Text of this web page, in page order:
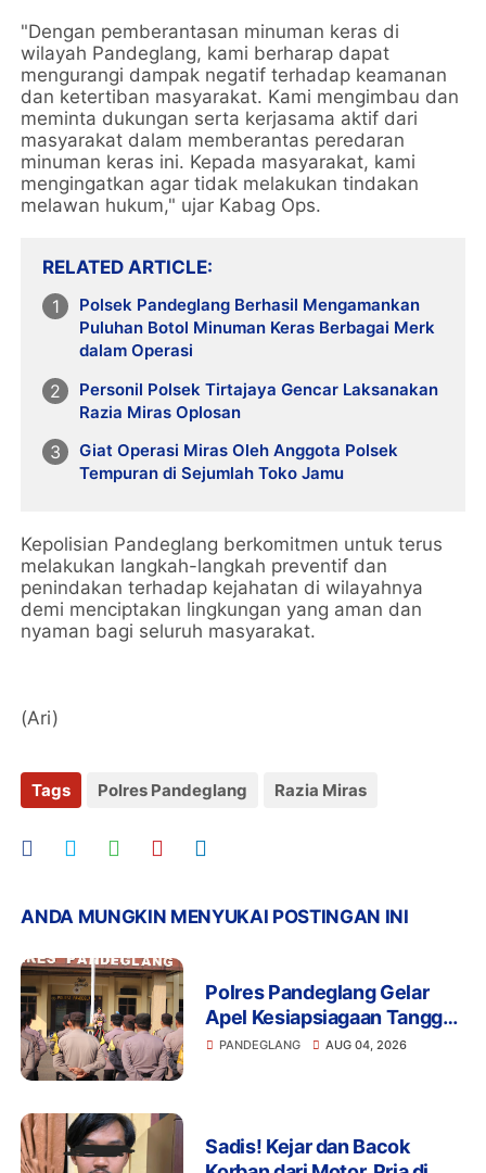
"Dengan pemberantasan minuman keras di
wilayah Pandeglang, kami berharap dapat
mengurangi dampak negatif terhadap keamanan
dan ketertiban masyarakat. Kami mengimbau dan
meminta dukungan serta kerjasama aktif dari
masyarakat dalam memberantas peredaran
minuman keras ini. Kepada masyarakat, kami
mengingatkan agar tidak melakukan tindakan
melawan hukum," ujar Kabag Ops.
RELATED ARTICLE
Polsek Pandeglang Berhasil Mengamankan
Puluhan Botol Minuman Keras Berbagai Merk
dalam Operasi
Personil Polsek Tirtajaya Gencar Laksanakan
Razia Miras Oplosan
Giat Operasi Miras Oleh Anggota Polsek
Tempuran di Sejumlah Toko Jamu
Kepolisian Pandeglang berkomitmen untuk terus
melakukan langkah-langkah preventif dan
penindakan terhadap kejahatan di wilayahnya
demi menciptakan lingkungan yang aman dan
nyaman bagi seluruh masyarakat.
(Ari)
Tags Polres Pandeglang Razia Miras
ANDA MUNGKIN MENYUKAI POSTINGAN INI
Polres Pandeglang Gelar
Apel Kesiapsiagaan Tanggap
Bencana dan Karhutla,
PANDEGLANG AUG 04, 2026
Sadis! Kejar dan Bacok